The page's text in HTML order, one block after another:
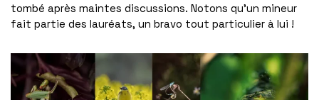
tombé après maintes discussions. Notons qu’un mineur
fait partie des lauréats, un bravo tout particulier à lui !